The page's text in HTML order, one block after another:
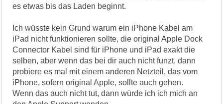
es etwas bis das Laden beginnt.
Ich wüsste kein Grund warum ein iPhone Kabel am
iPad nicht funktionieren sollte, die original Apple Dock
Connector Kabel sind für iPhone und iPad exakt die
selben, aber wenn das bei dir auch nicht funzt, dann
probiere es mal mit einem anderen Netzteil, das vom
iPhone, sofern original Apple, sollte auch gehen.
Wenn das auch nicht tut, dann würde ich ich mich an